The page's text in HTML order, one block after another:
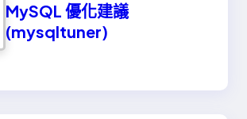
MySQL 優化建議
(mysqltuner)